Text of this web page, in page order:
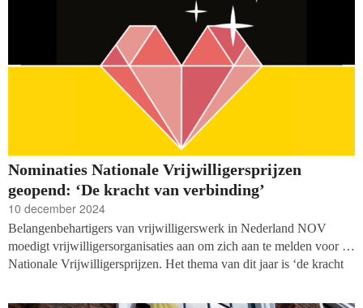
Nominaties Nationale Vrijwilligersprijzen
geopend: ‘De kracht van verbinding’
10 december 2024
Belangenbehartigers van vrijwilligerswerk in Nederland NOV
moedigt vrijwilligersorganisaties aan om zich aan te melden voor de
Nationale Vrijwilligersprijzen. Het thema van dit jaar is ‘de kracht